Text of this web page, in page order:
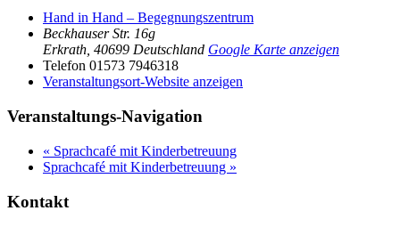
Hand in Hand – Begegnungszentrum
Beckhauser Str. 16g
Erkrath, 40699 Deutschland Google Karte anzeigen
Telefon 01573 7946318
Veranstaltungsort-Website anzeigen
Veranstaltungs-Navigation
« Sprachcafé mit Kinderbetreuung
Sprachcafé mit Kinderbetreuung »
Kontakt